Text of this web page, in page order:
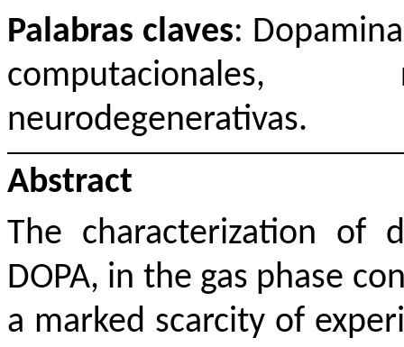
Palabras claves:
computacionales,
neurodegenerativas.
Abstract
The characterization of
DOPA, in the gas phase
a marked scarcity of